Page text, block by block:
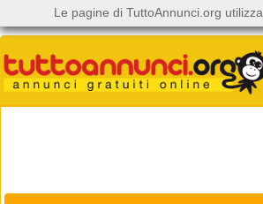
Le pagine di TuttoAnnunci.org